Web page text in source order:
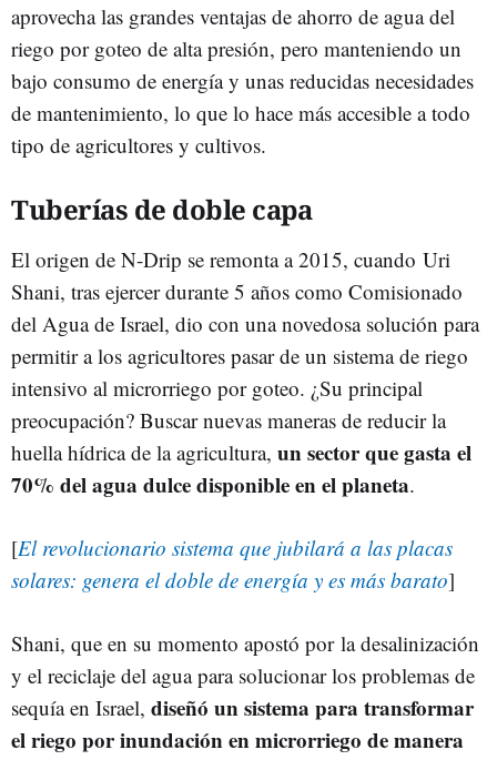
aprovecha las grandes ventajas de ahorro de agua del
riego por goteo de alta presión, pero manteniendo un
bajo consumo de energía y unas reducidas necesidades
de mantenimiento, lo que lo hace más accesible a todo
tipo de agricultores y cultivos.
Tuberías de doble capa
El origen de N-Drip se remonta a 2015, cuando Uri
Shani, tras ejercer durante 5 años como Comisionado
del Agua de Israel, dio con una novedosa solución para
permitir a los agricultores pasar de un sistema de riego
intensivo al microrriego por goteo. ¿Su principal
preocupación? Buscar nuevas maneras de reducir la
huella hídrica de la agricultura, un sector que gasta el
70% del agua dulce disponible en el planeta.
[El revolucionario sistema que jubilará a las placas
solares: genera el doble de energía y es más barato]
Shani, que en su momento apostó por la desalinización
y el reciclaje del agua para solucionar los problemas de
sequía en Israel, diseñó un sistema para transformar
el riego por inundación en microrriego de manera